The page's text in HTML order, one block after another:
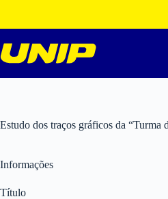
o
conteúdo
Estudo dos traços gráficos da “Turma
Informações
Título